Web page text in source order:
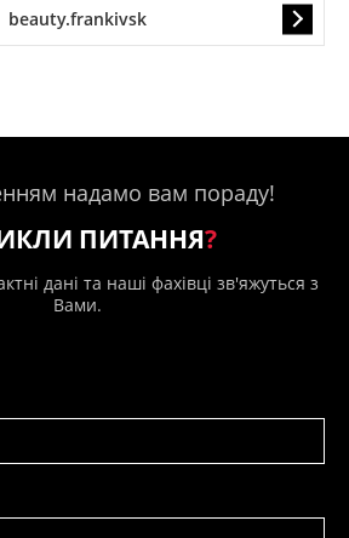
beauty.frankivsk
надамо вам пораду!
ПИТАННЯ?
дані та наші фахівці зв'яжуться з
Вами.